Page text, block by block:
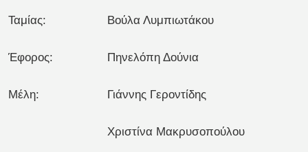
Ταμίας: Βούλα Λυμπιωτάκου
Έφορος: Πηνελόπη Δούνια
Μέλη: Γιάννης Γεροντίδης
Χριστίνα Μακρυσοπούλου